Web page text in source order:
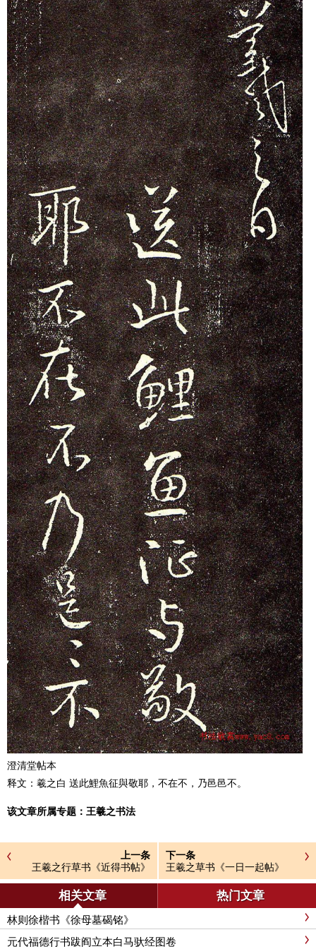
澄清堂帖本
释文：羲之白 送此鯉魚征與敬耶，不在不，乃邑邑不。
该文章所属专题： 王羲之书法
上一条
王羲之行草书《近得书帖》
（永兴帖）
下一条
王羲之草书《一日一起帖》
相关文章 热门文章
林则徐楷书《徐母墓碣铭》
元代福德行书跋阎立本白马驮经图卷